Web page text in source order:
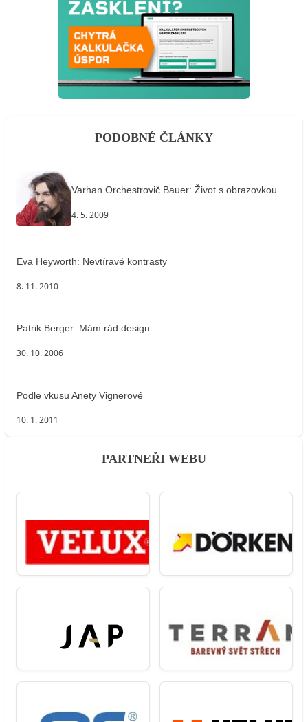
PODOBNÉ ČLÁNKY
Varhan Orchestrovič Bauer: Život s obrazovkou
4. 5. 2009
Eva Heyworth: Nevtíravé kontrasty
8. 11. 2010
Patrik Berger: Mám rád design
30. 10. 2006
Podle vkusu Anety Vignerové
10. 1. 2011
PARTNEŘI WEBU